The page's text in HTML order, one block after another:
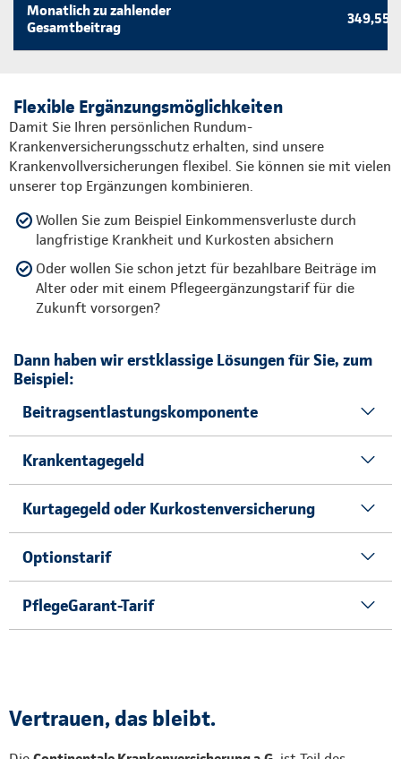
Monatlich zu zahlender
Gesamtbeitrag
349,55 €
Flexible Ergänzungsmöglichkeiten
Damit Sie Ihren persönlichen Rundum-
Krankenversicherungsschutz erhalten, sind unsere
Krankenvollversicherungen flexibel. Sie können sie mit vielen
unserer top Ergänzungen kombinieren.
Wollen Sie zum Beispiel Einkommensverluste durch
langfristige Krankheit und Kurkosten absichern
Oder wollen Sie schon jetzt für bezahlbare Beiträge im
Alter oder mit einem Pflegeergänzungstarif für die
Zukunft vorsorgen?
Dann haben wir erstklassige Lösungen für Sie, zum
Beispiel:
Beitragsentlastungskomponente
Krankentagegeld
Kurtagegeld oder Kurkostenversicherung
Optionstarif
PflegeGarant-Tarif
Vertrauen, das bleibt.